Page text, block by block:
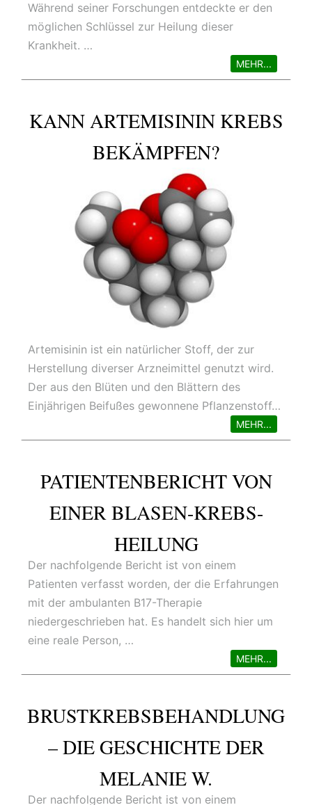
Während seiner Forschungen entdeckte er den
möglichen Schlüssel zur Heilung dieser
Krankheit. …
MEHR...
KANN ARTEMISININ KREBS
BEKÄMPFEN?
Artemisinin ist ein natürlicher Stoff, der zur
Herstellung diverser Arzneimittel genutzt wird.
Der aus den Blüten und den Blättern des
Einjährigen Beifußes gewonnene Pflanzenstoff…
MEHR...
PATIENTENBERICHT VON
EINER BLASEN-KREBS-
HEILUNG
Der nachfolgende Bericht ist von einem
Patienten verfasst worden, der die Erfahrungen
mit der ambulanten B17-Therapie
niedergeschrieben hat. Es handelt sich hier um
eine reale Person, …
MEHR...
BRUSTKREBSBEHANDLUNG
– DIE GESCHICHTE DER
MELANIE W.
Der nachfolgende Bericht ist von einem